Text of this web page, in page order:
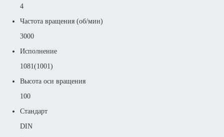
4
Частота вращения (об/мин)
3000
Исполнение
1081(1001)
Высота оси вращения
100
Стандарт
DIN